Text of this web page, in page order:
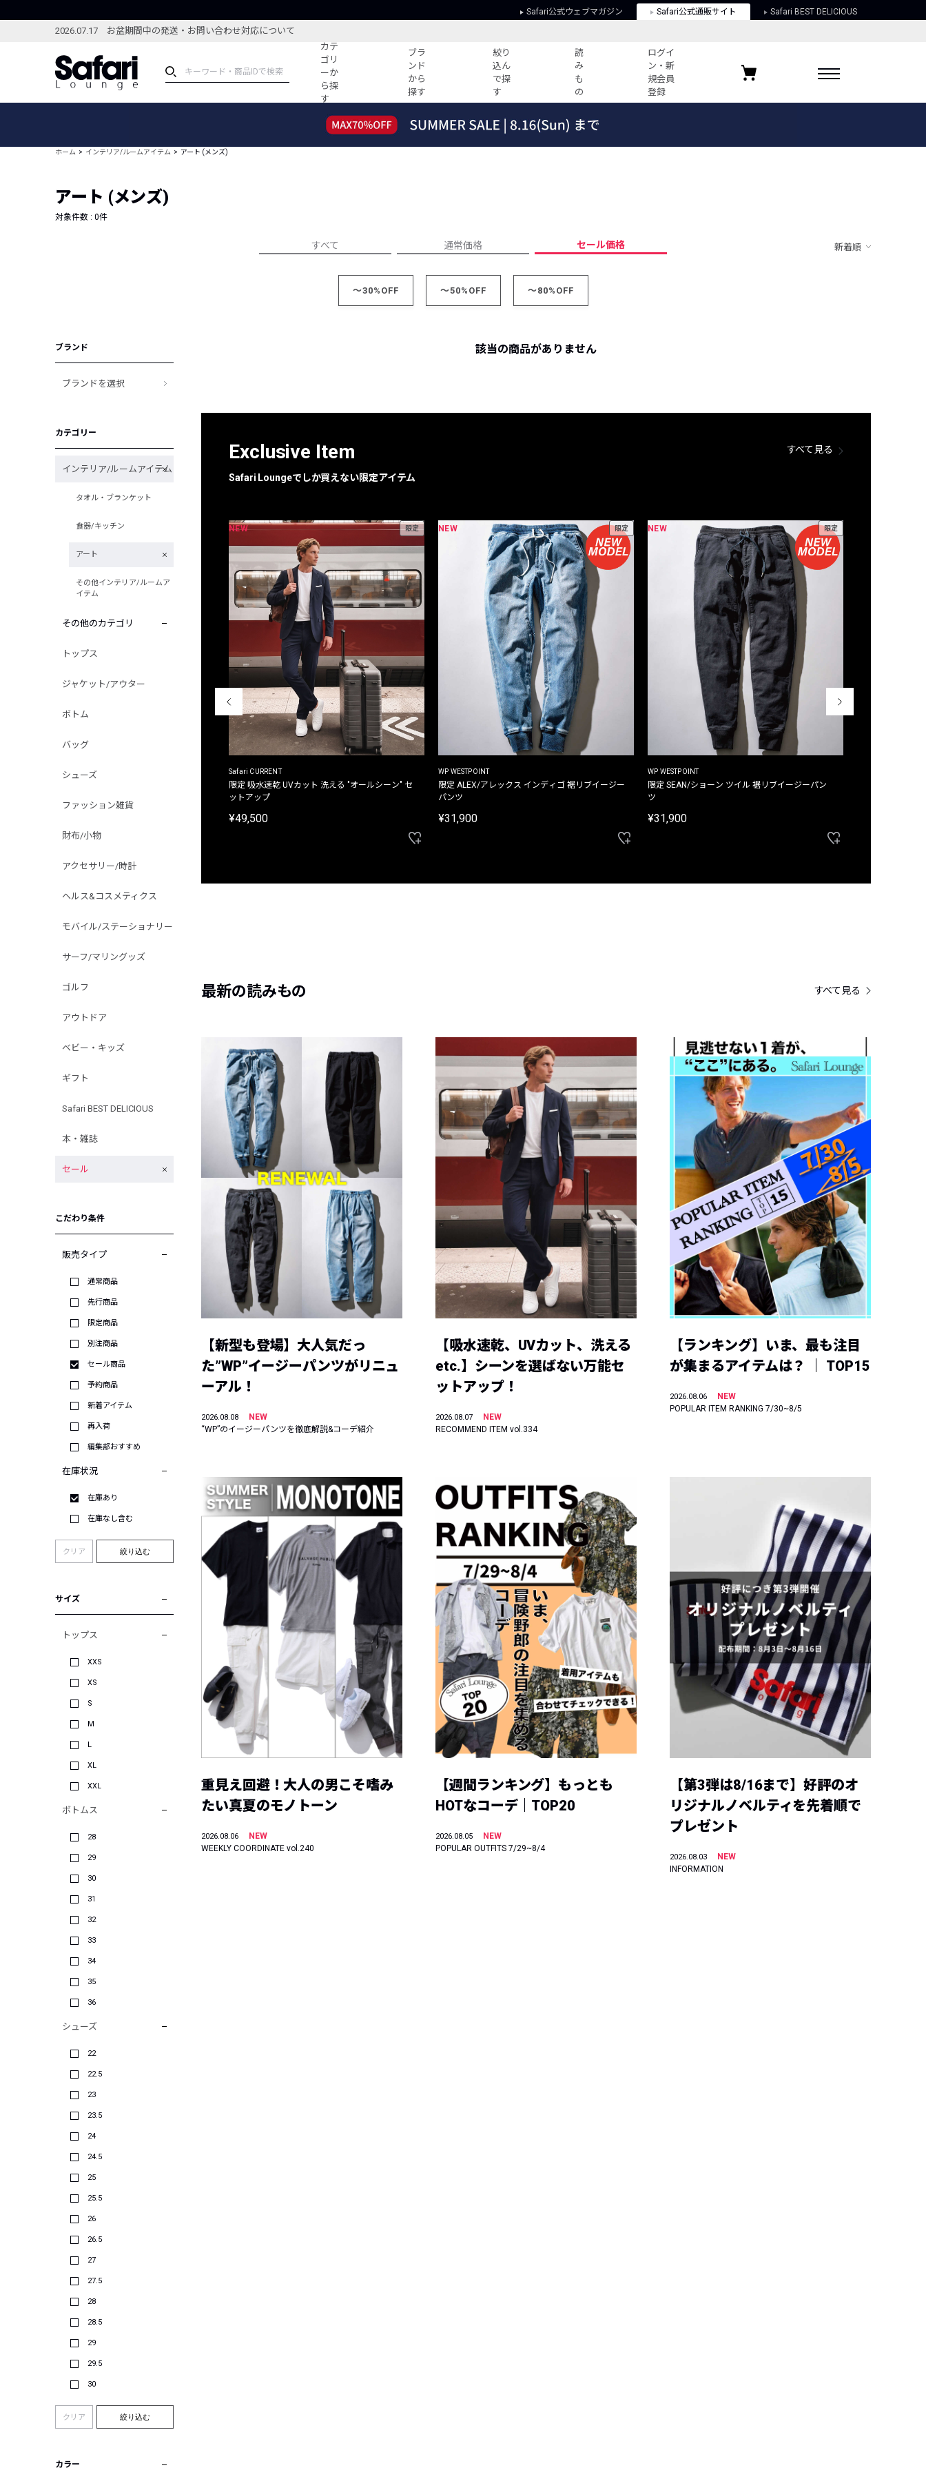
Safari公式ウェブマガジン Safari公式通販サイト Safari BEST DELICIOUS
2026.07.17 お盆期間中の発送・お問い合わせ対応について
カテ
ゴリ
ーか
ら探
す
ブラ
ンド
から
探す
絞り
込ん
で探
す
読
み
も
の
ログイ
ン・新
規会員
登録
ブランドから探す
新着アイテム
編集部のおすすめアイテム
特集記事
すべての記事
人気記事ランキング
ウィークリーコーデ
プライバシーポリシー
お気に入りブランド
ホーム インテリア/ルームアイテム アート (メンズ)
アート (メンズ)
対象件数 : 0件
すべて 通常価格 セール価格 新着順
～30%OFF ～50%OFF ～80%OFF
ブランド
ブランドを選択
カテゴリー
インテリア/ルームアイテム
タオル・ブランケット
食器/キッチン
アート
その他インテリア/ルームア
イテム
その他のカテゴリ
トップス
ジャケット/アウター
ボトム
バッグ
シューズ
ファッション雑貨
財布/小物
アクセサリー/時計
ヘルス&コスメティクス
モバイル/ステーショナリー
サーフ/マリングッズ
ゴルフ
アウトドア
ベビー・キッズ
ギフト
Safari BEST DELICIOUS
本・雑誌
セール
こだわり条件
販売タイプ
通常商品
先行商品
限定商品
別注商品
セール商品
予約商品
新着アイテム
再入荷
編集部おすすめ
在庫状況
在庫あり
在庫なし含む
クリア 絞り込む
サイズ
トップス
XXS
XS
S
M
L
XL
XXL
ボトムス
28
29
30
31
32
33
34
35
36
シューズ
22
22.5
23
23.5
24
24.5
25
25.5
26
26.5
27
27.5
28
28.5
29
29.5
30
クリア 絞り込む
カラー
該当の商品がありません
Exclusive Item
Safari Loungeでしか買えない限定アイテム
すべて見る
NEW 限定
Safari CURRENT
限定 吸水速乾 UVカット 洗える "オールシーン" セ
ットアップ
¥49,500
NEW 限定
WP WESTPOINT
限定 ALEX/アレックス インディゴ 裾リブイージー
パンツ
¥31,900
NEW 限定
WP WESTPOINT
限定 SEAN/ショーン ツイル 裾リブイージーパン
ツ
¥31,900
最新の読みもの すべて見る
【新型も登場】大人気だっ
た”WP”イージーパンツがリニュ
ーアル！
2026.08.08
NEW
“WP”のイージーパンツを徹底解説&コーデ紹介
【吸水速乾、UVカット、洗える
etc.】シーンを選ばない万能セ
ットアップ！
2026.08.07
NEW
RECOMMEND ITEM vol.334
【ランキング】いま、最も注目
が集まるアイテムは？ ｜ TOP15
2026.08.06
NEW
POPULAR ITEM RANKING 7/30~8/5
重見え回避！大人の男こそ嗜み
たい真夏のモノトーン
2026.08.06
NEW
WEEKLY COORDINATE vol.240
【週間ランキング】もっとも
HOTなコーデ｜TOP20
2026.08.05
NEW
POPULAR OUTFITS 7/29~8/4
【第3弾は8/16まで】好評のオ
リジナルノベルティを先着順で
プレゼント
2026.08.03
NEW
INFORMATION